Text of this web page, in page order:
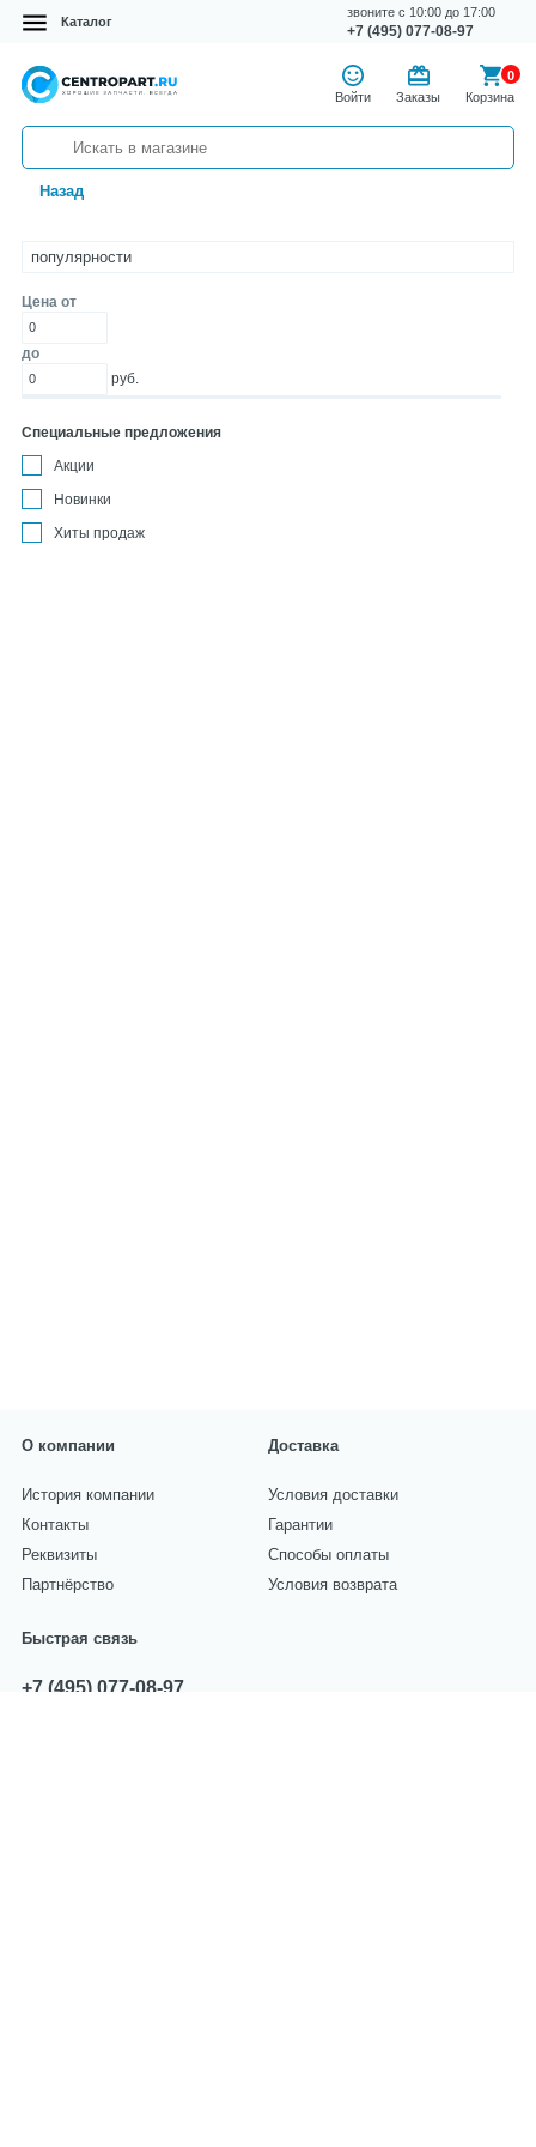
Каталог
+7 (495) 077-08-97
звоните с 10:00 до 17:00
Войти Заказы
0
Корзина
Назад
Цена от
до
руб.
Специальные предложения
Акции
Новинки
Хиты продаж
О компании
История компании
Контакты
Реквизиты
Партнёрство
Доставка
Условия доставки
Гарантии
Способы оплаты
Условия возврата
Быстрая связь
+7 (495) 077-08-97